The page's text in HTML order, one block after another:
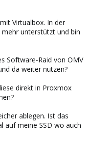
Virtualbox. In der
unterstützt und bin
Software-Raid von OMV
da weiter nutzen?
direkt in Proxmox
ablegen. Ist das
auf meine SSD wo auch